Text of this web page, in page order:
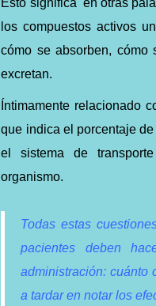
Esto significa en otras
los compuestos activos
cómo se absorben,
excretan.
Íntimamente relacionado
que indica el porcentaje
el sistema de
organismo.
Todas estas
pacientes deben
administración: cuánto
a tardar en notar los